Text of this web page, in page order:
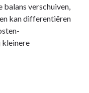
verschuiven,
kan differentiëren
kleinere